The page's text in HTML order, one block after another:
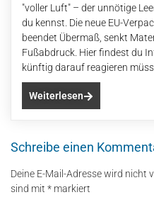
"voller Luft" – der unnötige
du kennst. Die neue EU-
beendet Übermaß, senkt
Fußabdruck. Hier findest du
künftig darauf reagieren
Weiterlesen
Schreibe einen
Deine E-Mail-Adresse wird nicht
sind mit * markiert